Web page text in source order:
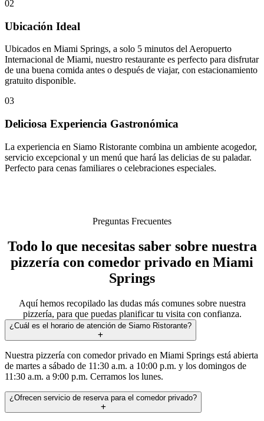
02
Ubicación Ideal
Ubicados en Miami Springs, a solo 5 minutos del Aeropuerto
Internacional de Miami, nuestro restaurante es perfecto para disfrutar
de una buena comida antes o después de viajar, con estacionamiento
gratuito disponible.
03
Deliciosa Experiencia Gastronómica
La experiencia en Siamo Ristorante combina un ambiente acogedor,
servicio excepcional y un menú que hará las delicias de su paladar.
Perfecto para cenas familiares o celebraciones especiales.
Preguntas Frecuentes
Todo lo que necesitas saber sobre nuestra
pizzería con comedor privado en Miami
Springs
Aquí hemos recopilado las dudas más comunes sobre nuestra
pizzería, para que puedas planificar tu visita con confianza.
¿Cuál es el horario de atención de Siamo Ristorante?
Nuestra pizzería con comedor privado en Miami Springs está abierta
de martes a sábado de 11:30 a.m. a 10:00 p.m. y los domingos de
11:30 a.m. a 9:00 p.m. Cerramos los lunes.
¿Ofrecen servicio de reserva para el comedor privado?